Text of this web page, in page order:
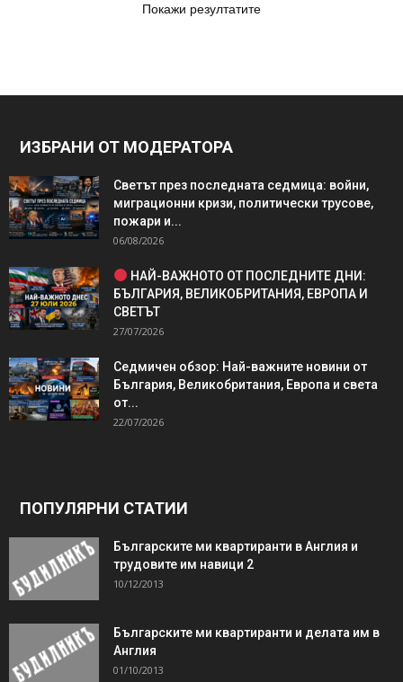
Покажи резултатите
ИЗБРАНИ ОТ МОДЕРАТОРА
Светът през последната седмица: войни,
миграционни кризи, политически трусове,
пожари и...
06/08/2026
НАЙ-ВАЖНОТО ОТ ПОСЛЕДНИТЕ ДНИ:
БЪЛГАРИЯ, ВЕЛИКОБРИТАНИЯ, ЕВРОПА И
СВЕТЪТ
27/07/2026
Седмичен обзор: Най-важните новини от
България, Великобритания, Европа и света
от...
22/07/2026
ПОПУЛЯРНИ СТАТИИ
Българските ми квартиранти в Англия и
трудовите им навици 2
10/12/2013
Българските ми квартиранти и делата им в
Англия
01/10/2013